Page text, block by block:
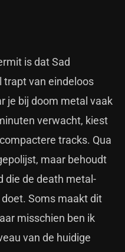
is dat Sad
trapt van eindeloos
je bij doom metal vaak
verwacht, kiest
tracks. Qua
maar behoudt
die de death metal-
Soms maakt dit
misschien ben ik
van de huidige